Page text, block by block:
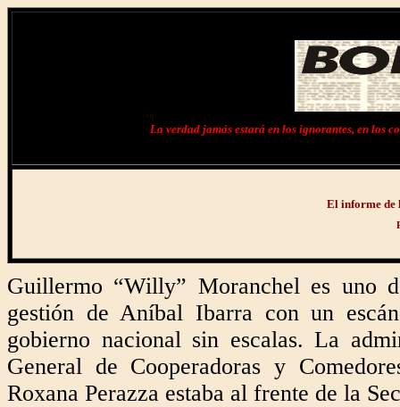
La verdad jamás estará en los ignorantes, en los
El informe de
Guillermo “Willy” Moranchel es uno
gestión de Aníbal Ibarra con un
gobierno nacional sin escalas. La
General de Cooperadoras y
Roxana Perazza estaba al frente de la